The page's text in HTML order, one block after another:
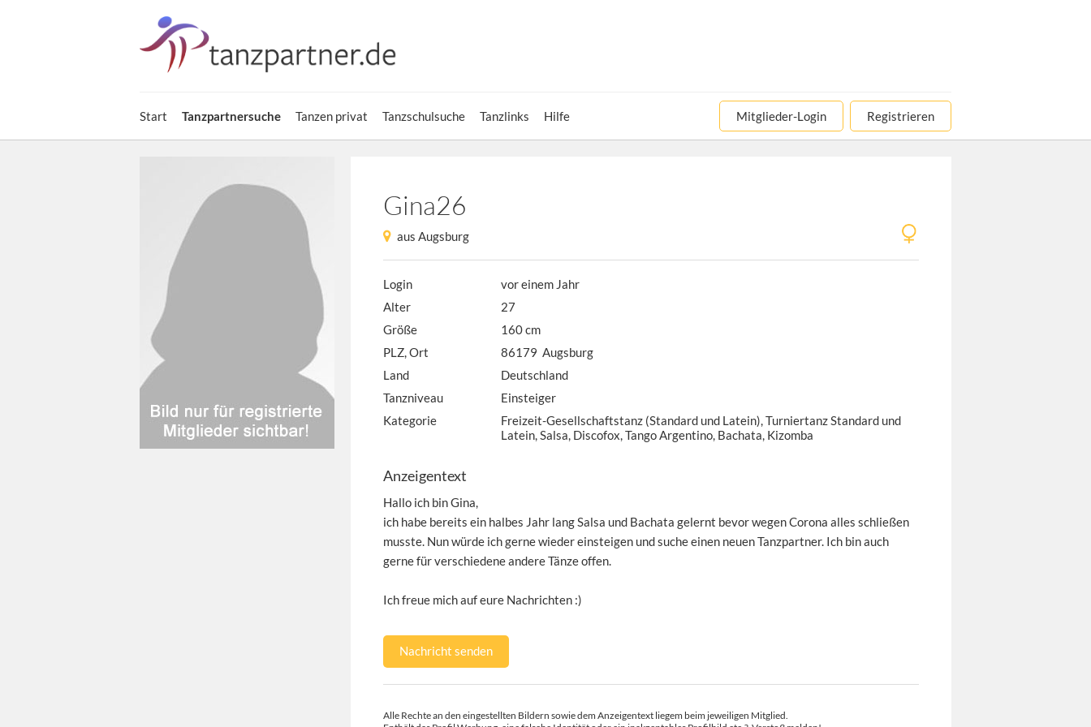
Start Tanzpartnersuche Tanzen privat Tanzschulsuche Tanzlinks Hilfe Mitglieder-Login Registrieren
Gina26
aus Augsburg
Login
vor einem Jahr
Alter
27
Größe
160 cm
PLZ, Ort
86179 Augsburg
Land
Deutschland
Tanzniveau
Einsteiger
Kategorie
Freizeit-Gesellschaftstanz (Standard und Latein), Turniertanz Standard und
Latein, Salsa, Discofox, Tango Argentino, Bachata, Kizomba
Anzeigentext
Hallo ich bin Gina,
ich habe bereits ein halbes Jahr lang Salsa und Bachata gelernt bevor wegen Corona alles schließen
musste. Nun würde ich gerne wieder einsteigen und suche einen neuen Tanzpartner. Ich bin auch
gerne für verschiedene andere Tänze offen.
Ich freue mich auf eure Nachrichten :)
Nachricht senden
Alle Rechte an den eingestellten Bildern sowie dem Anzeigentext liegem beim jeweiligen Mitglied.